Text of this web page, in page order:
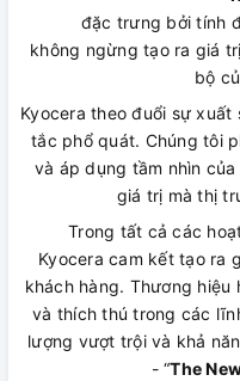
đặc trưng bởi tính
không ngừng tạo ra giá
bộ
Kyocera theo đuổi sự
tắc phổ quát. Chúng tôi
và áp dụng tầm nhìn
giá trị mà thị
Trong tất cả các
Kyocera cam kết tạo ra
khách hàng. Thương hiệu
và thích thú trong các
lượng vượt trội và khả
- “The